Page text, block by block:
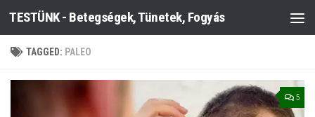
Skip to content
TESTÜNK - Betegségek, Tünetek, Fogyás
TAGGED: PALEO
5